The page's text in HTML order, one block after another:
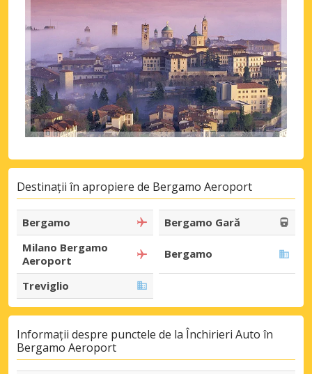
Destinații în apropiere de Bergamo Aeroport
Bergamo
Bergamo Gară
Milano Bergamo
Aeroport
Bergamo
Treviglio
Informații despre punctele de la Închirieri Auto în
Bergamo Aeroport